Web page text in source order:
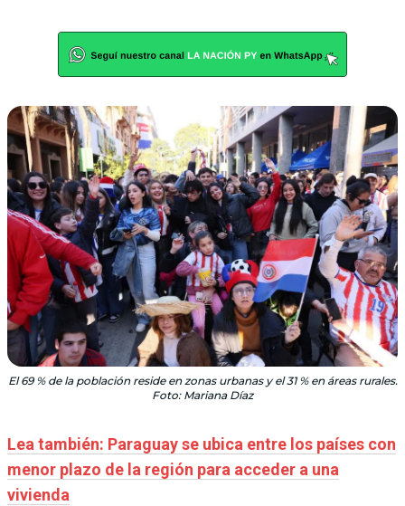
El 69 % de la población reside en zonas urbanas y el 31 % en áreas rurales.
Foto: Mariana Díaz
Lea también: Paraguay se ubica entre los países con
menor plazo de la región para acceder a una
vivienda